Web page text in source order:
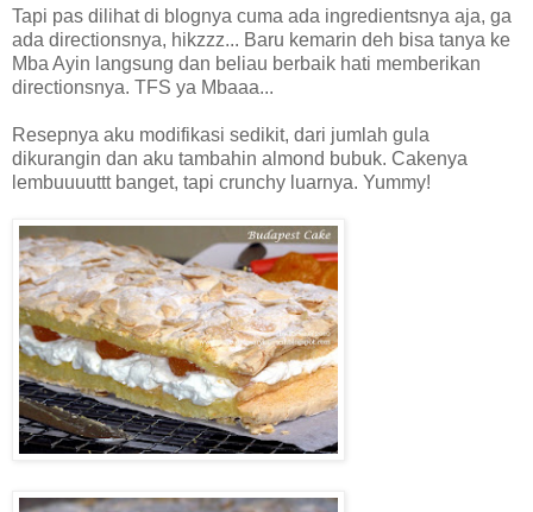
Tapi pas dilihat di blognya cuma ada ingredientsnya aja, ga
ada directionsnya, hikzzz... Baru kemarin deh bisa tanya ke
Mba Ayin langsung dan beliau berbaik hati memberikan
directionsnya. TFS ya Mbaaa...
Resepnya aku modifikasi sedikit, dari jumlah gula
dikurangin dan aku tambahin almond bubuk. Cakenya
lembuuuuttt banget, tapi crunchy luarnya. Yummy!